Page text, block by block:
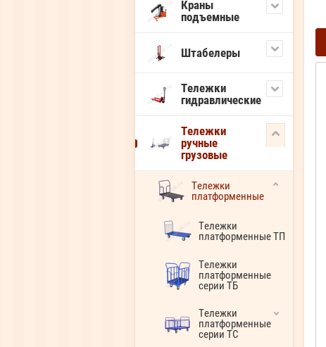
Краны
подъемные
Штабелеры
Тележки
гидравлические
Тележки
ручные
грузовые
Тележки
платформенные
Тележки
платформенные ТП
Тележки
платформенные
серии ТБ
Тележки
платформенные
серии ТС